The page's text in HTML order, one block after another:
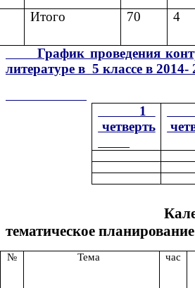
Итого 70 4
График проведения
литературе в 5 классе в 2014-
1
четверть
тематическое планирование
№ Тема час